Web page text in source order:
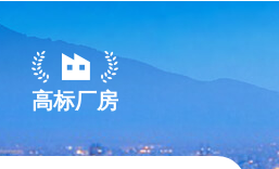
高标厂房